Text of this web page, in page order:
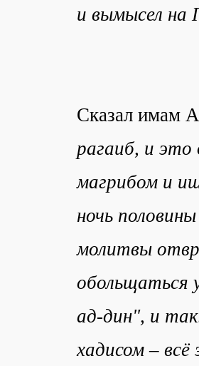
и вымысел на
Сказал имам
рагаиб, и
магрибом и
ночь
молитвы
обольщаться
ад-дин", и
хадисом –